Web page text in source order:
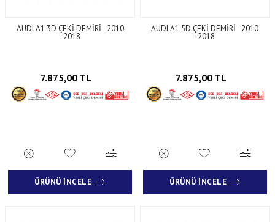
AUDI A1 3D ÇEKİ DEMİRİ - 2010
-2018
7.875,00 TL
ÜRÜNÜ İNCELE
AUDI A1 5D ÇEKİ DEMİRİ - 2010
-2018
7.875,00 TL
ÜRÜNÜ İNCELE